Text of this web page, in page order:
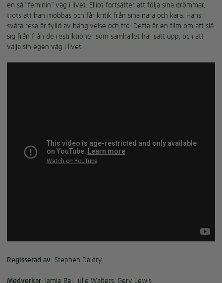
en så ”feminin” väg i livet. Elliot fortsätter att följa sina drömmar,
trots att han mobbas och får kritik från sina nära och kära. Hans
svåra resa är fylld av hängivelse och tro. Detta är en film om att slå
sig från från de restriktioner som samhället har satt upp, och att
välja sin egen väg i livet.
Regisserad av: Stephen Daldry
Medverkar: Jamie Bel, Julie Walters, Gery Lewis